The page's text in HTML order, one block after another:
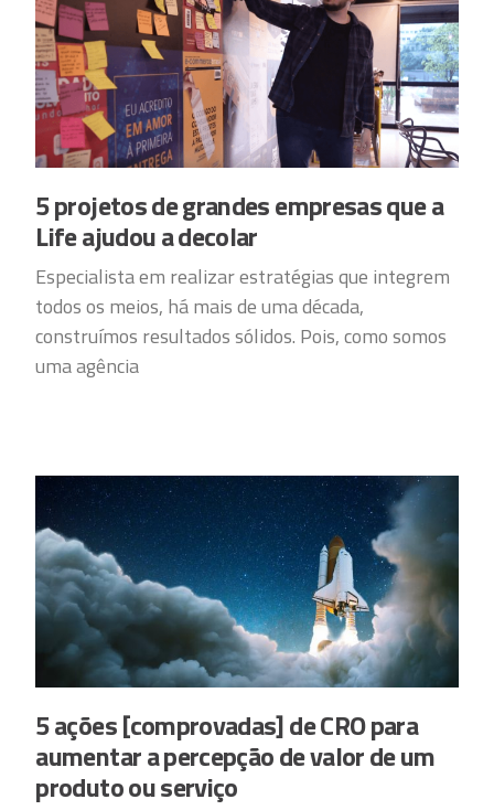
5 projetos de grandes empresas que a
Life ajudou a decolar
Especialista em realizar estratégias que integrem
todos os meios, há mais de uma década,
construímos resultados sólidos. Pois, como somos
uma agência
5 ações [comprovadas] de CRO para
aumentar a percepção de valor de um
produto ou serviço